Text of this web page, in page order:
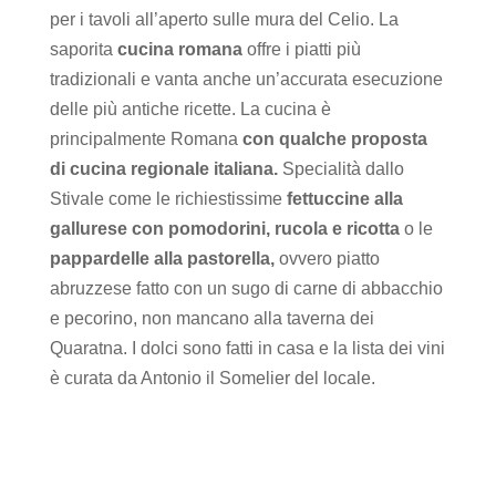
per i tavoli all’aperto sulle mura del Celio. La
saporita cucina romanaoffre i piatti più
tradizionali e vanta anche un’accurata esecuzione
delle più antiche ricette. La cucina è
principalmente Romana con qualche proposta
di cucina regionale italiana.Specialità dallo
Stivale come le richiestissime fettuccine alla
gallurese con pomodorini, rucola e ricottao le
pappardelle alla pastorella, ovvero piatto
abruzzese fatto con un sugo di carne di abbacchio
e pecorino, non mancano alla taverna dei
Quaratna. I dolci sono fatti in casa e la lista dei vini
è curata da Antonio il Somelier del locale.